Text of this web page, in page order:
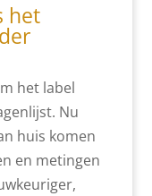
het
het label
Nu
huis komen
en metingen